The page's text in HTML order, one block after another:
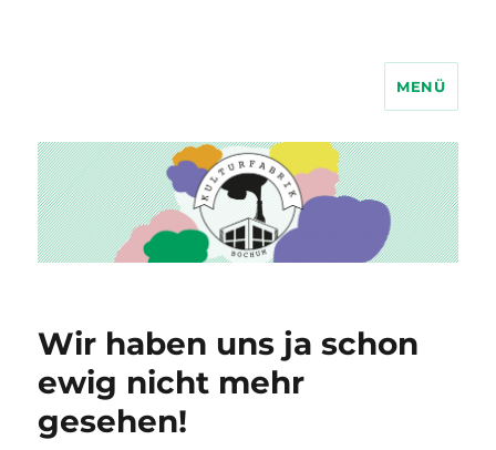
MENÜ
Wir haben uns ja schon
ewig nicht mehr
gesehen!